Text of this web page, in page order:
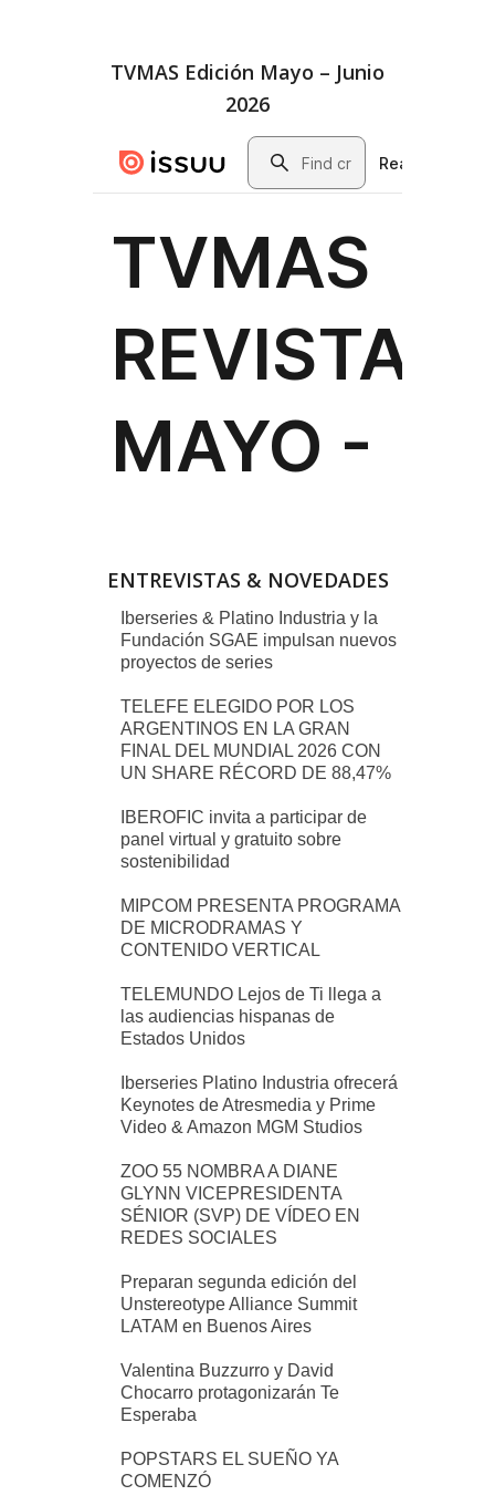
TVMAS Edición Mayo – Junio
2026
ENTREVISTAS & NOVEDADES
Iberseries & Platino Industria y la
Fundación SGAE impulsan nuevos
proyectos de series
TELEFE ELEGIDO POR LOS
ARGENTINOS EN LA GRAN
FINAL DEL MUNDIAL 2026 CON
UN SHARE RÉCORD DE 88,47%
IBEROFIC invita a participar de
panel virtual y gratuito sobre
sostenibilidad
MIPCOM PRESENTA PROGRAMA
DE MICRODRAMAS Y
CONTENIDO VERTICAL
TELEMUNDO Lejos de Ti llega a
las audiencias hispanas de
Estados Unidos
Iberseries Platino Industria ofrecerá
Keynotes de Atresmedia y Prime
Video & Amazon MGM Studios
ZOO 55 NOMBRA A DIANE
GLYNN VICEPRESIDENTA
SÉNIOR (SVP) DE VÍDEO EN
REDES SOCIALES
Preparan segunda edición del
Unstereotype Alliance Summit
LATAM en Buenos Aires
Valentina Buzzurro y David
Chocarro protagonizarán Te
Esperaba
POPSTARS EL SUEÑO YA
COMENZÓ